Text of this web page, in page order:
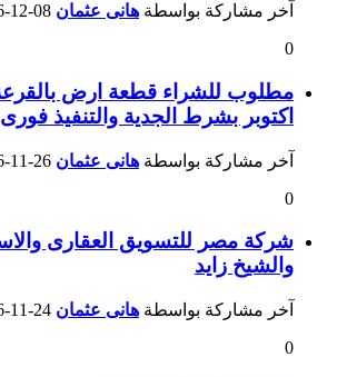
آخر مشاركة بواسطة هانى عثمان
0
اكتوبر بشرط الجدية والتنفيذ فورى
آخر مشاركة بواسطة هانى عثمان
0
والشيخ زايد
آخر مشاركة بواسطة هانى عثمان
0